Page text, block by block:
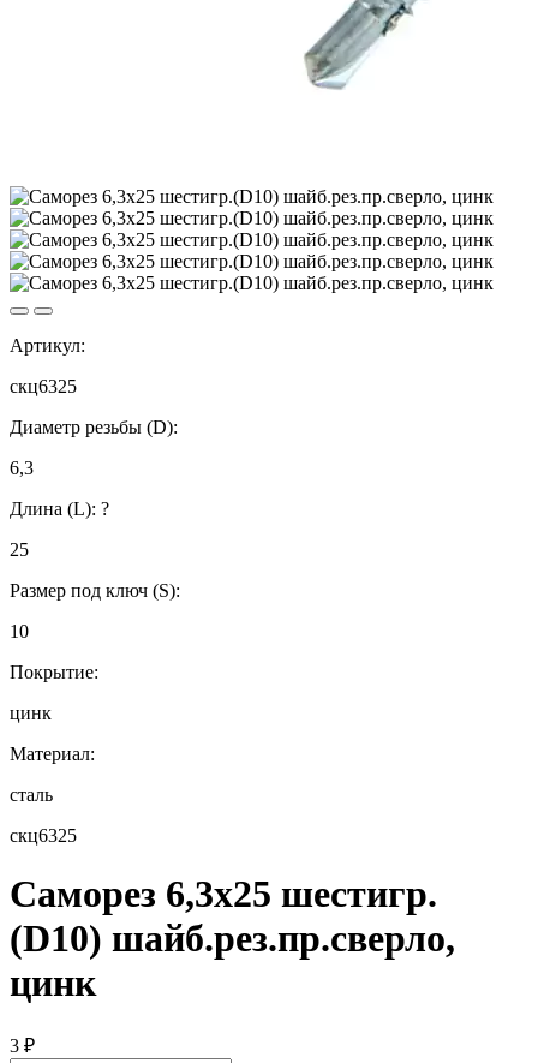
Артикул:
скц6325
Диаметр резьбы (D):
6,3
Длина (L): ?
25
Размер под ключ (S):
10
Покрытие:
цинк
Материал:
сталь
скц6325
Саморез 6,3х25 шестигр.
(D10) шайб.рез.пр.сверло,
цинк
3 ₽